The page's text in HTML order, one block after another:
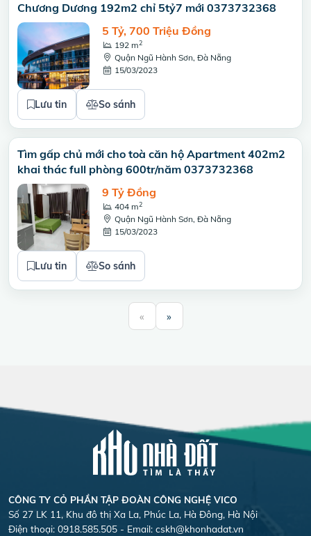
Chương Dương 192m2 chỉ 5tỷ7 mới 0373732368
5 Tỷ, 700 Triệu Đồng
192 m2
Quận Ngũ Hành Sơn, Đà Nẵng
15/03/2023
Lưu tin So sánh
Tìm gấp chủ mới cho toà căn hộ Apartment 402m2
khai thác full phòng 600tr/năm 0373732368
9 Tỷ Đồng
404 m2
Quận Ngũ Hành Sơn, Đà Nẵng
15/03/2023
Lưu tin So sánh
« »
CÔNG TY CỎ PHẦN TẬP ĐOÀN CÔNG NGHỆ VICO
Số 27 LK 11, Khu đô thị Xa La, Phúc La, Hà Đông, Hà Nội
Điện thoại: 0918.585.505 - Email: cskh@khonhadat.vn